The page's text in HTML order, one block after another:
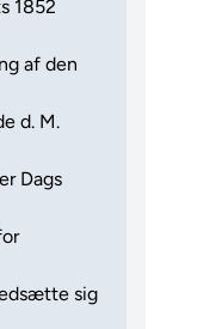
1852
af den
d. M.
Dags
sig